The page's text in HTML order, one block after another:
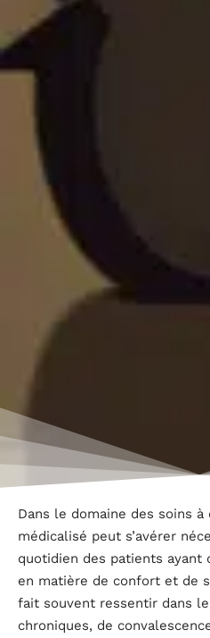
Dans le domaine des soins à
médicalisé peut s’avérer
quotidien des patients ayant
en matière de confort et de
fait souvent ressentir dans
chroniques, de